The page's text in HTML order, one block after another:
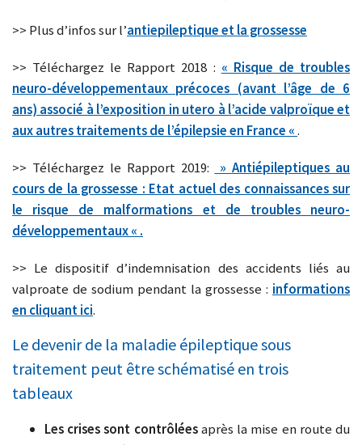
>> Plus d’infos sur l’antiepileptique et la grossesse
>> Téléchargez le Rapport 2018 : « Risque de troubles
neuro-développementaux précoces (avant l’âge de 6
ans) associé à l’exposition in utero à l’acide valproïque et
aux autres traitements de l’épilepsie en France «.
>> Téléchargez le Rapport 2019:
» Antiépileptiques au
cours de la grossesse : Etat actuel des connaissances sur
le risque de malformations et de troubles neuro-
développementaux « .
>> Le dispositif d’indemnisation des accidents liés au
valproate de sodium pendant la grossesse : informations
en cliquant ici.
Le devenir de la maladie épileptique sous
traitement peut être schématisé en trois
tableaux
Les crises sont contrôléesaprès la mise en route du